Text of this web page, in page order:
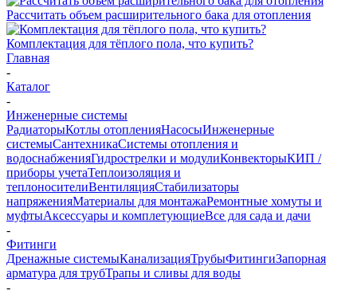
Рассчитать объем расширительного бака для отопления
Комплектация для тёплого пола, что купить?
Главная
-
Каталог
-
Инженерные системы
РадиаторыКотлы отопленияНасосыИнженерные
системыСантехникаСистемы отопления и
водоснабженияГидрострелки и модулиКонвекторыКИП /
приборы учетаТеплоизоляция и
теплоносителиВентиляцияСтабилизаторы
напряженияМатериалы для монтажаРемонтные хомуты и
муфтыАксессуары и комплетующиеВсе для сада и дачи
-
Фитинги
Дренажные системыКанализацияТрубыФитингиЗапорная
арматура для трубТрапы и сливы для воды
-